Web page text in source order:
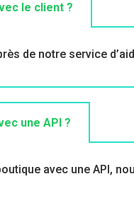
le client ?
de notre service
une API ?
avec une API,